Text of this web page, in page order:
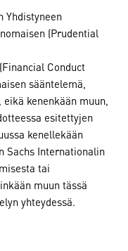
Yhdistyneen
(Prudential
Conduct
sääntelemä,
kenenkään muun,
esitettyjen
kenellekään
Sachs Internationalin
tai
muun tässä
yhteydessä.